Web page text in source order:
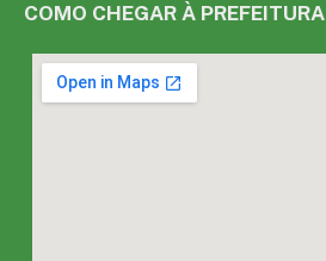
COMO CHEGAR À PREFEITURA